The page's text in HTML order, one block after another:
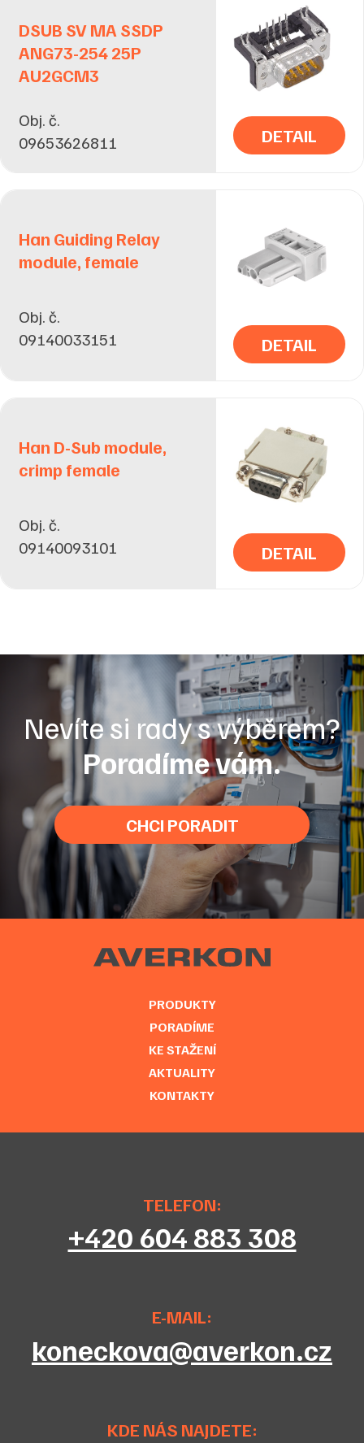
DSUB SV MA SSDP
ANG73-254 25P
AU2GCM3
Obj. č.
09653626811
DETAIL
Han Guiding Relay
module, female
Obj. č.
09140033151
DETAIL
Han D-Sub module,
crimp female
Obj. č.
09140093101
DETAIL
Nevíte si rady s výběrem?
Poradíme vám.
CHCI PORADIT
PRODUKTY
PORADÍME
KE STAŽENÍ
AKTUALITY
KONTAKTY
TELEFON:
+420 604 883 308
E-MAIL:
koneckova@averkon.cz
KDE NÁS NAJDETE: